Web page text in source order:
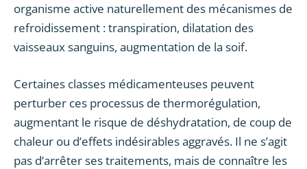
organisme active naturellement des mécanismes de
refroidissement : transpiration, dilatation des
vaisseaux sanguins, augmentation de la soif.
Certaines classes médicamenteuses peuvent
perturber ces processus de thermorégulation,
augmentant le risque de déshydratation, de coup de
chaleur ou d’effets indésirables aggravés. Il ne s’agit
pas d’arrêter ses traitements, mais de connaître les